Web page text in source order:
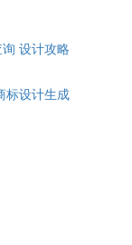
设计攻略
标设计生成